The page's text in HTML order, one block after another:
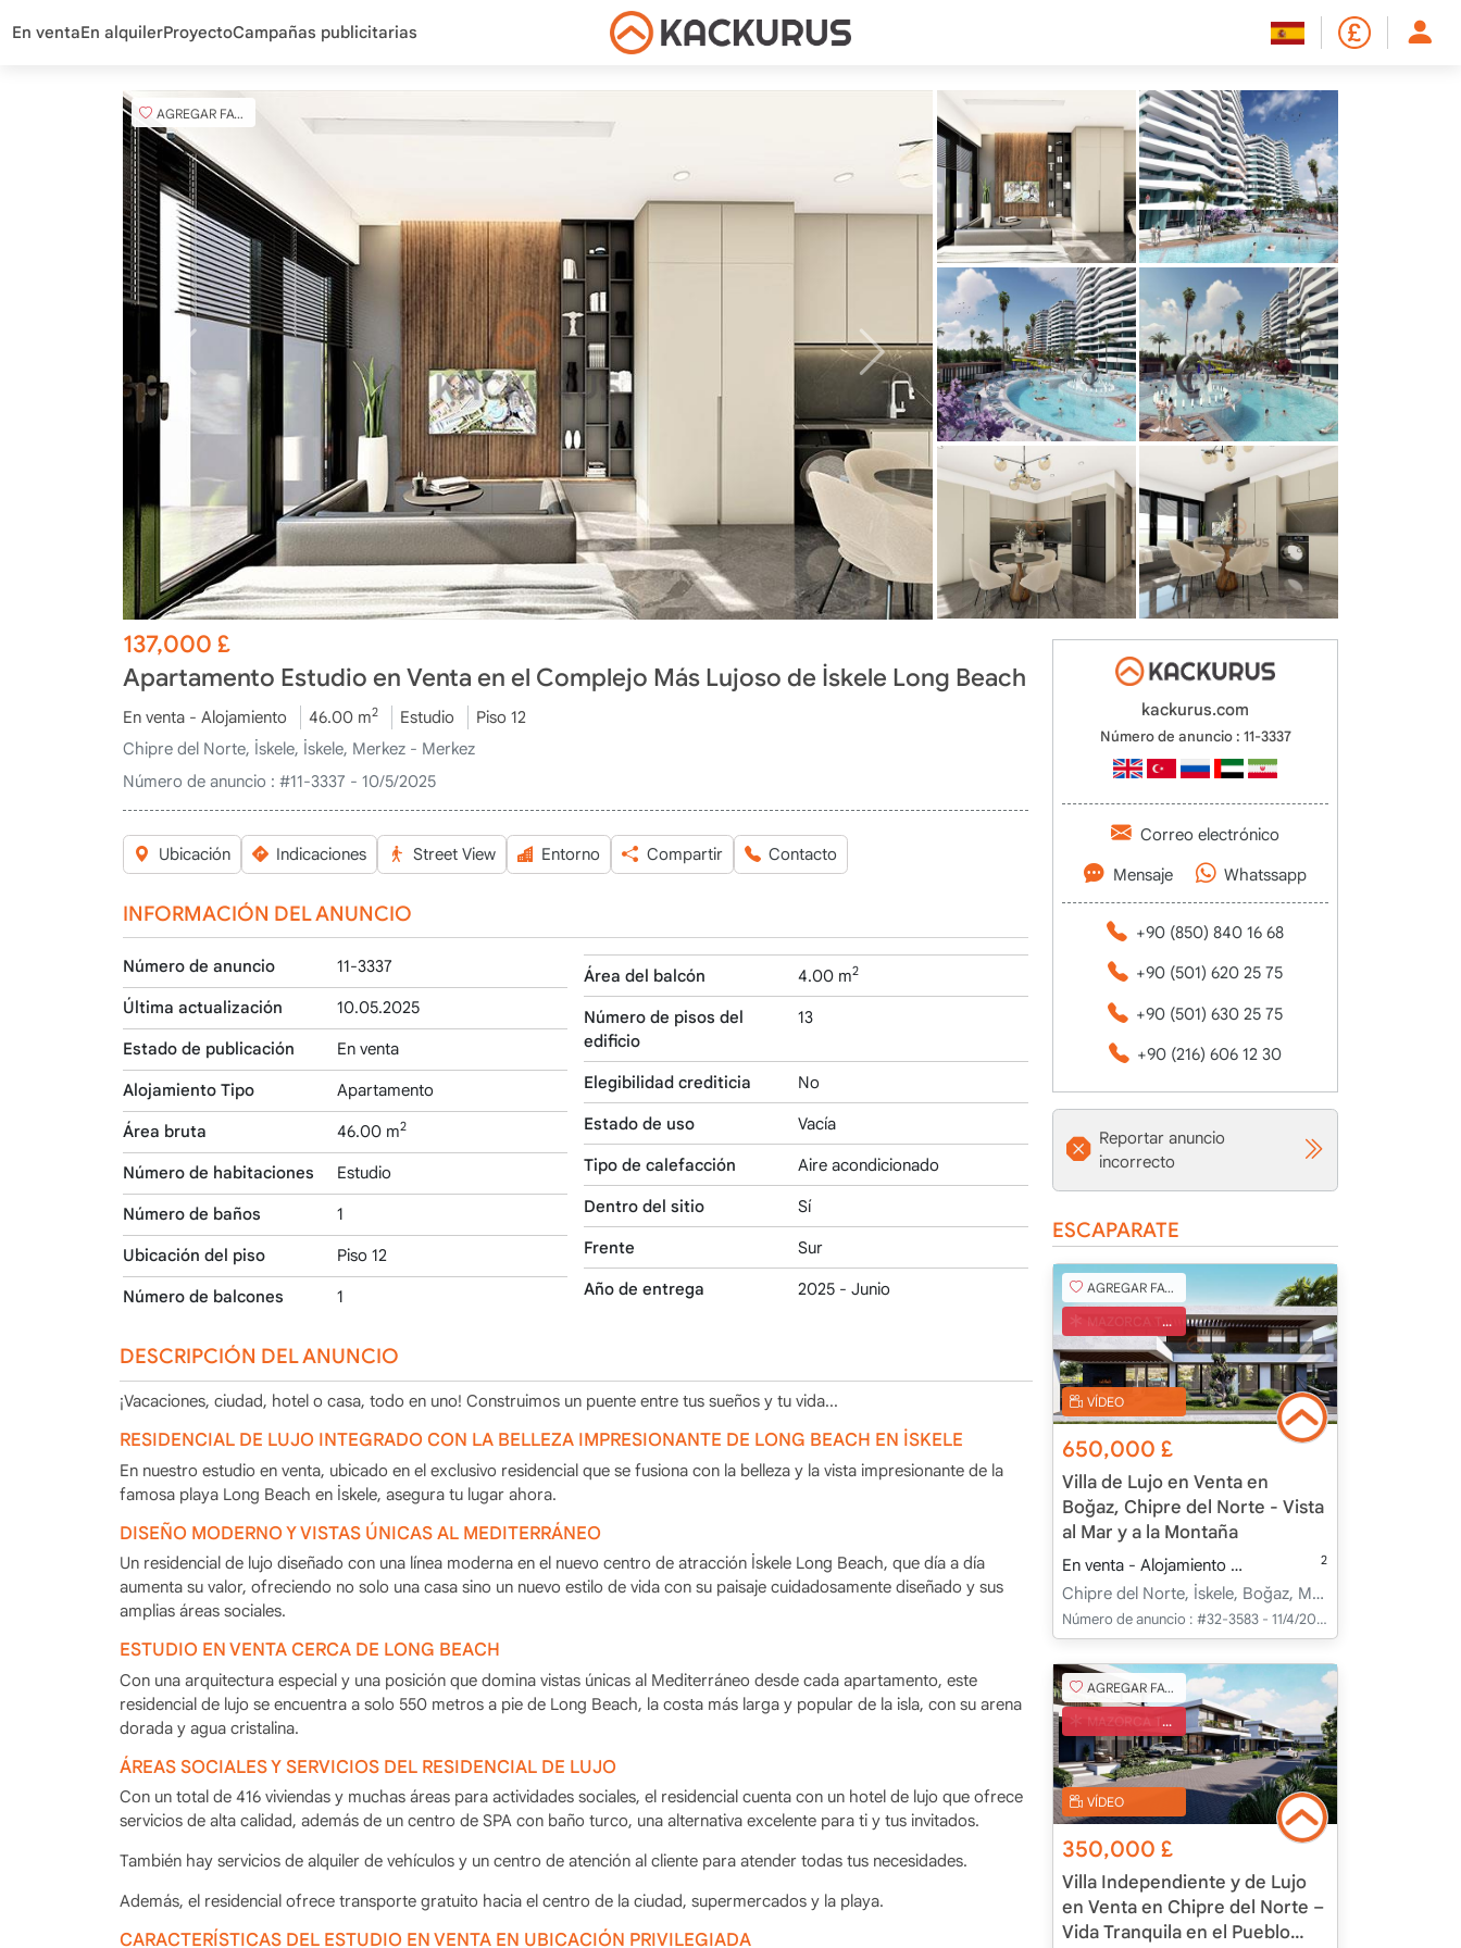
En ventaEn alquilerProyectoCampañas publicitarias
AGREGAR FAVORITO
137,000£
Apartamento Estudio en Venta en el Complejo Más Lujoso de İskele Long Beach
En venta - Alojamiento 46.00 m2 Estudio
Piso 12
Chipre del Norte, İskele, İskele, Merkez - Merkez
Número de anuncio : #11-3337 - 10/5/2025
Ubicación Indicaciones Street View Entorno Compartir Contacto
INFORMACIÓN DEL ANUNCIO
Número de anuncio 11-3337
Última actualización 10.05.2025
Estado de publicación En venta
Alojamiento Tipo Apartamento
Área bruta 46.00 m2
Número de habitaciones Estudio
Número de baños 1
Ubicación del piso Piso 12
Número de balcones 1
Área del balcón 4.00 m2
Número de pisos del
edificio
13
Elegibilidad crediticia No
Estado de uso Vacía
Tipo de calefacción Aire acondicionado
Dentro del sitio Sí
Frente Sur
Año de entrega 2025 - Junio
DESCRIPCIÓN DEL ANUNCIO
¡Vacaciones, ciudad, hotel o casa, todo en uno! Construimos un puente entre tus sueños y tu vida...
RESIDENCIAL DE LUJO INTEGRADO CON LA BELLEZA IMPRESIONANTE DE LONG BEACH EN İSKELE
En nuestro estudio en venta, ubicado en el exclusivo residencial que se fusiona con la belleza y la vista impresionante de la
famosa playa Long Beach en İskele, asegura tu lugar ahora.
DISEÑO MODERNO Y VISTAS ÚNICAS AL MEDITERRÁNEO
Un residencial de lujo diseñado con una línea moderna en el nuevo centro de atracción İskele Long Beach, que día a día
aumenta su valor, ofreciendo no solo una casa sino un nuevo estilo de vida con su paisaje cuidadosamente diseñado y sus
amplias áreas sociales.
ESTUDIO EN VENTA CERCA DE LONG BEACH
Con una arquitectura especial y una posición que domina vistas únicas al Mediterráneo desde cada apartamento, este
residencial de lujo se encuentra a solo 550 metros a pie de Long Beach, la costa más larga y popular de la isla, con su arena
dorada y agua cristalina.
ÁREAS SOCIALES Y SERVICIOS DEL RESIDENCIAL DE LUJO
Con un total de 416 viviendas y muchas áreas para actividades sociales, el residencial cuenta con un hotel de lujo que ofrece
servicios de alta calidad, además de un centro de SPA con baño turco, una alternativa excelente para ti y tus invitados.
También hay servicios de alquiler de vehículos y un centro de atención al cliente para atender todas tus necesidades.
Además, el residencial ofrece transporte gratuito hacia el centro de la ciudad, supermercados y la playa.
CARACTERÍSTICAS DEL ESTUDIO EN VENTA EN UBICACIÓN PRIVILEGIADA
kackurus.com
Número de anuncio : 11-3337
Correo electrónico
Mensaje Whatssapp
+90 (850) 840 16 68
+90 (501) 620 25 75
+90 (501) 630 25 75
+90 (216) 606 12 30
Reportar anuncio
incorrecto
ESCAPARATE
AGREGAR FAVORITO
MAZORCA TURCA
VÍDEO
650,000 £
Villa de Lujo en Venta en
Boğaz, Chipre del Norte - Vista
al Mar y a la Montaña
En venta - Alojamiento 2
Chipre del Norte, İskele, Boğaz, Merkez - Merkez
Número de anuncio : #32-3583 - 11/4/2025
AGREGAR FAVORITO
MAZORCA TURCA
VÍDEO
350,000 £
Villa Independiente y de Lujo
en Venta en Chipre del Norte –
Vida Tranquila en el Pueblo